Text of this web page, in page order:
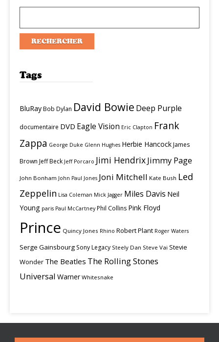
Tags
BluRayBob Dylan David Bowie Deep Purple
documentaire DVD Eagle Vision Eric Clapton Frank
Zappa George Duke Glenn Hughes Herbie HancockJames
Brown Jeff Beck Jeff Porcaro Jimi HendrixJimmy Page
John Bonham John Paul Jones Joni Mitchell Kate Bush Led
Zeppelin Lisa Coleman Mick Jagger Miles Davis Neil
Young paris Paul McCartney Phil Collins Pink Floyd
Prince Quincy Jones Rhino Robert Plant Roger Waters
Serge Gainsbourg Sony Legacy Steely Dan Steve Vai Stevie
Wonder The Beatles The Rolling Stones
Universal Warner Whitesnake